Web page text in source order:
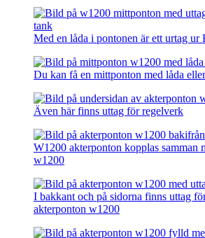
Med en låda i pontonen är ett urtag ur
Du kan få en mittponton med låda
Även här finns uttag för regelverk
W1200 akterponton kopplas samman
w1200
I bakkant och på sidorna finns uttag
akterponton w1200